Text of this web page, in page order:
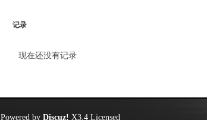
记录
现在还没有记录
Powered by Discuz! X3.4 Licensed